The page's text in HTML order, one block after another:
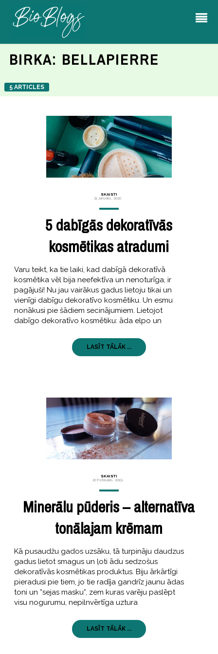
BIRKA: BELLAPIERRE
5 ARTICLES
SKAISTI
31 Janvāris, 2020
5 dabīgās dekoratīvās
kosmētikas atradumi
Varu teikt, ka tie laiki, kad dabīgā dekoratīvā
kosmētika vēl bija neefektīva un nenoturīga, ir
pagājuši! Nu jau vairākus gadus lietoju tikai un
vienīgi dabīgu dekoratīvo kosmētiku. Un esmu
nonākusi pie šādiem secinājumiem. Lietojot
dabīgo dekoratīvo kosmētiku: āda elpo un
LASĪT TĀLĀK ...
SKAISTI
20 Februāris, 2019
Minerālu pūderis – alternatīva
tonālajam krēmam
Kā pusaudžu gados uzsāku, tā turpināju daudzus
gadus lietot smagus un ļoti ādu sedzošus
dekoratīvās kosmētikas produktus. Biju ārkārtīgi
pieradusi pie tiem, jo tie radīja gandrīz jaunu ādas
toni un ”sejas masku”, zem kuras varēju paslēpt
visu nogurumu, nepilnvērtīga uztura
LASĪT TĀLĀK ...